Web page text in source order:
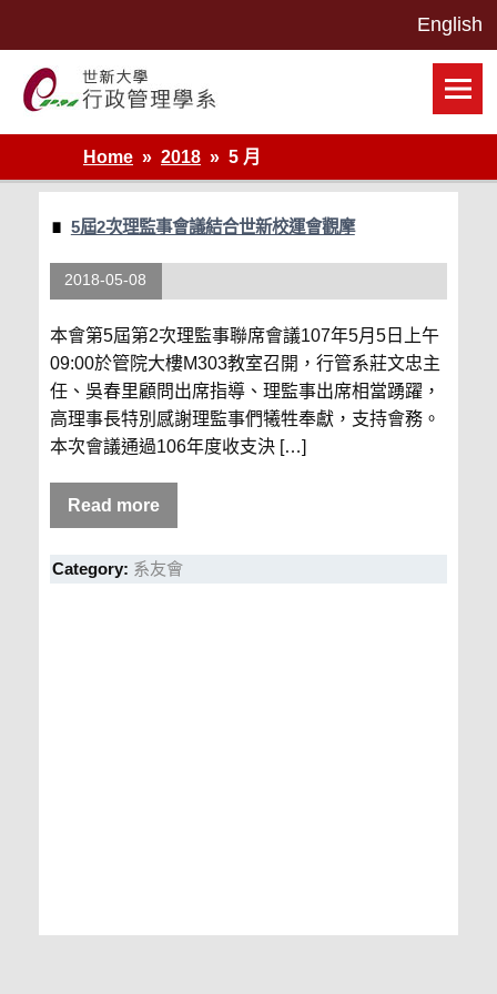
世新大學行政管理學系網站
Home
2018 5 月
5屆2次理監事會議結合世新校運會觀摩
2018-05-08
本會第5屆第2次理監事聯席會議107年5月5日上午
09:00於管院大樓M303教室召開，行管系莊文忠主
任、吳春里顧問出席指導、理監事出席相當踴躍，
高理事長特別感謝理監事們犧牲奉獻，支持會務。
本次會議通過106年度收支決 […]
Read more
Category: 系友會